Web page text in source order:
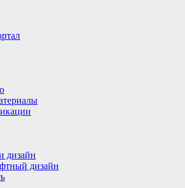
портал
и ремонта
дизайн
дизайн